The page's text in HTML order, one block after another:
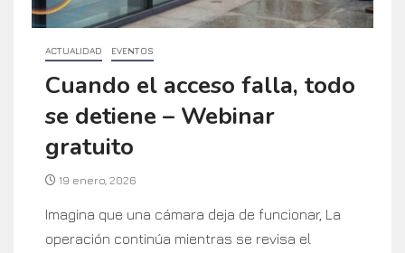
ACTUALIDAD EVENTOS
Cuando el acceso falla, todo
se detiene – Webinar
gratuito
19 enero, 2026
Imagina que una cámara deja de funcionar, La
operación continúa mientras se revisa el